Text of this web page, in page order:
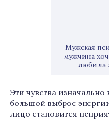
Мужская
мужчина
любила
Эти чувства
большой выброс
лицо становится